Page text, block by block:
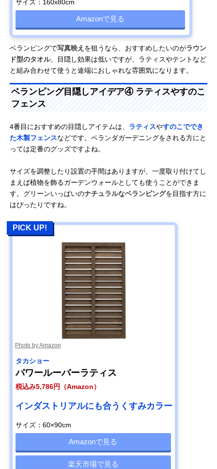
サイズ：160x80cm
Amazonで見る
ベランピングで写真映え を狙うなら、おすすめしたいのがラウン
ド型のタオル。目隠し効果は低いですが、ラティスやテントなど
と組み合わせて使うと途端におしゃれな雰囲気になります。
ベランピング目隠しアイデア④ ラティスやすのこ
フェンス
4番目におすすめの目隠しアイテムは、 ラティスやすのこででき
た木製フェンスなどです。ベランダガーデニングをされる方にと
っては定番のグッズですよね。
サイズを調整したり設置の手間はありますが、一度取り付けてし
まえば植物を飾るガーデンウォールとしても使うことができま
す。グリーンいっぱいのナチュラルなベランピングを目指す方に
はぴったりですね。
PICK UP!
Photo by Amazon
タカショー
パワールーバーラティス
税込み5,786円（Amazon）
インダストリアルにも合うくすみカラー
サイズ：60×90cm
Amazonで見る
楽天市場で見る